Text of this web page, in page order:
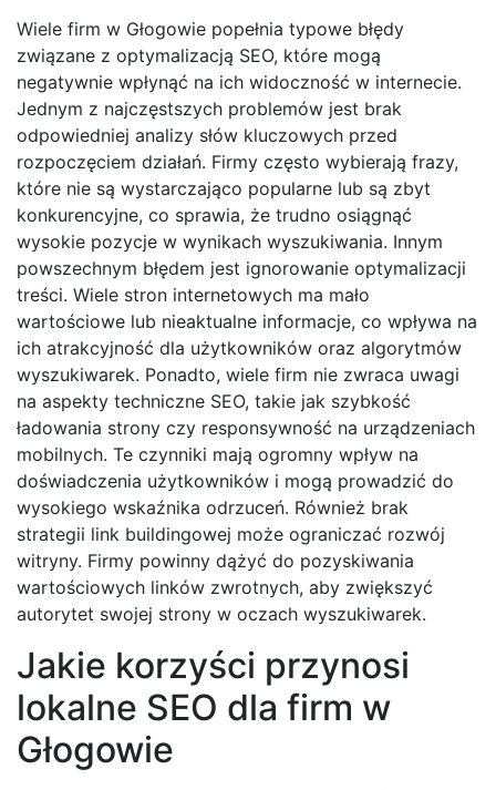
Wiele firm w Głogowie popełnia typowe błędy
związane z optymalizacją SEO, które mogą
negatywnie wpłynąć na ich widoczność w internecie.
Jednym z najczęstszych problemów jest brak
odpowiedniej analizy słów kluczowych przed
rozpoczęciem działań. Firmy często wybierają frazy,
które nie są wystarczająco popularne lub są zbyt
konkurencyjne, co sprawia, że trudno osiągnąć
wysokie pozycje w wynikach wyszukiwania. Innym
powszechnym błędem jest ignorowanie optymalizacji
treści. Wiele stron internetowych ma mało
wartościowe lub nieaktualne informacje, co wpływa na
ich atrakcyjność dla użytkowników oraz algorytmów
wyszukiwarek. Ponadto, wiele firm nie zwraca uwagi
na aspekty techniczne SEO, takie jak szybkość
ładowania strony czy responsywność na urządzeniach
mobilnych. Te czynniki mają ogromny wpływ na
doświadczenia użytkowników i mogą prowadzić do
wysokiego wskaźnika odrzuceń. Również brak
strategii link buildingowej może ograniczać rozwój
witryny. Firmy powinny dążyć do pozyskiwania
wartościowych linków zwrotnych, aby zwiększyć
autorytet swojej strony w oczach wyszukiwarek.
Jakie korzyści przynosi
lokalne SEO dla firm w
Głogowie